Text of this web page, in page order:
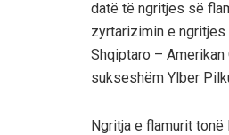
datë të ngritjes së
zyrtarizimin e
Shqiptaro –
sukseshëm Ylber
Ngritja e flamurit